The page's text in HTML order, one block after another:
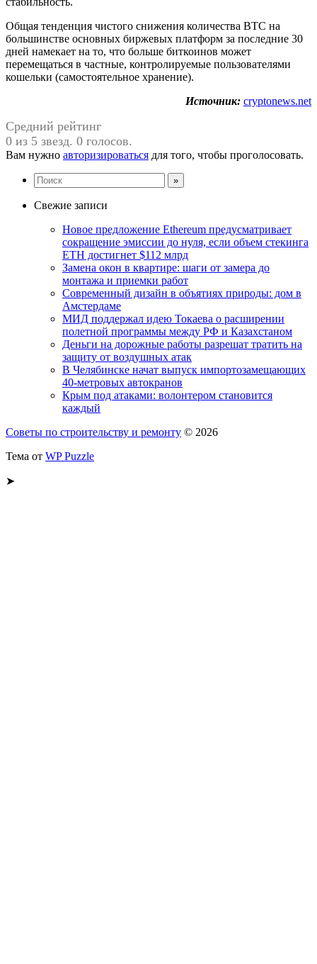
Общая тенденция чистого снижения количества BTC на
большинстве основных биржевых платформ за последние 30
дней намекает на то, что больше биткоинов может
перемещаться в частные, контролируемые пользователями
кошельки (самостоятельное хранение).
Источник: cryptonews.net
Средний рейтинг
0 из 5 звезд. 0 голосов.
Вам нужно авторизироваться для того, чтобы проголосовать.
Свежие записи
Новое предложение Ethereum предусматривает
сокращение эмиссии до нуля, если объем стекинга
ETH достигнет $112 млрд
Замена окон в квартире: шаги от замера до
монтажа и приемки работ
Современный дизайн в объятиях природы: дом в
Амстердаме
МИД поддержал идею Токаева о расширении
полетной программы между РФ и Казахстаном
Деньги на дорожные работы разрешат тратить на
защиту от воздушных атак
В Челябинске начат выпуск импортозамещающих
40-метровых автокранов
Крым под атаками: волонтером становится
каждый
Советы по строительству и ремонту © 2026
Тема от WP Puzzle
➤